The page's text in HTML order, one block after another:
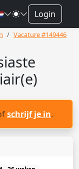
Login
Vacature #149446
schrijf je in.